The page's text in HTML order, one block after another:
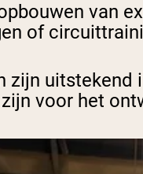
van
of
zijn uitstekend
voor het